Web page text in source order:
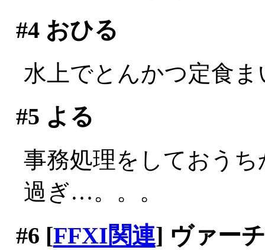
#4おひる
水上でとんかつ定食
#5 よる
事務処理をしておう
過ぎ…。。。
#6 [FFXI関連] ヴァー